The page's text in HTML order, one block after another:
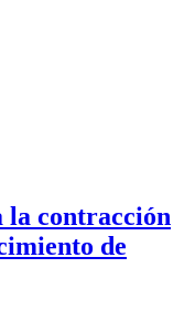
la contracción
de